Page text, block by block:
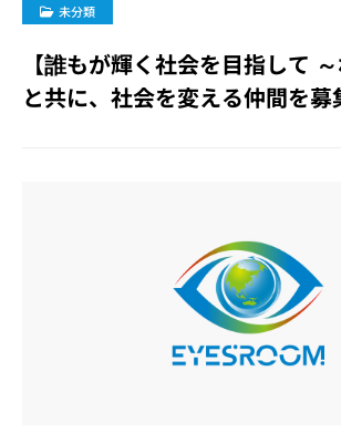
未分類
【誰もが輝く社会を目指して
と共に、社会を変える仲間を募